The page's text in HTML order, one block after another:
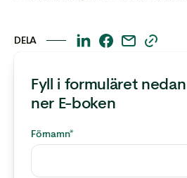
DELA
This
some
text
a
This
some
text
a
This
some
a
This
some
a
Fyll i formuläret
ner E-boken
Förnamn*